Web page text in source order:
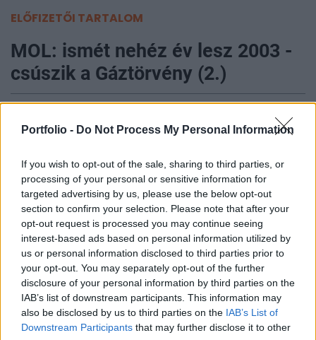
Portfolio - Do Not Process My Personal Information
If you wish to opt-out of the sale, sharing to third parties, or
processing of your personal or sensitive information for
targeted advertising by us, please use the below opt-out
section to confirm your selection. Please note that after your
opt-out request is processed you may continue seeing
interest-based ads based on personal information utilized by
us or personal information disclosed to third parties prior to
your opt-out. You may separately opt-out of the further
disclosure of your personal information by third parties on the
IAB’s list of downstream participants. This information may
also be disclosed by us to third parties on the IAB’s List of
Downstream Participants that may further disclose it to other
ELŐFIZETŐI TARTALOM
MOL: ismét nehéz év lesz 2003 -
csúszik a Gáztörvény (2.)
2002. december 18. 14:48
Szerdahelyi György, a Gazdasági Minisztérium
energetikai főosztályvezetője egy esztergomi
szakmai konferencián elmondta, hogy az új
gáztörvényt jövő év elején fogja megvitatni a
parlament, s életbe lépésére 2004. január 1-én
lehet számítani. A gázárak nem emelkednek 2003
januárjában a kormány mai döntése alapján -
közölte az MTI. Tekintettel az olajár folyamatos
emelkedésére, a MOL gázüzletága 2003-ban
ismételten jelentős veszteségeket halmozhat fel,